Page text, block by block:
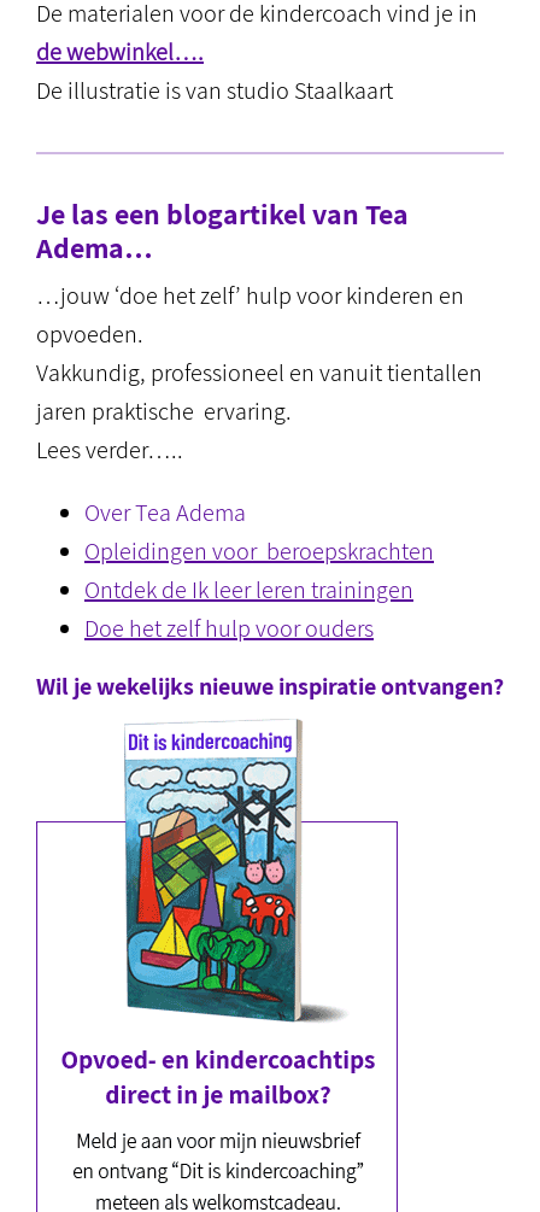
De materialen voor de kindercoach vind je in
de webwinkel….
De illustratie is van studio Staalkaart
Je las een blogartikel van Tea
Adema…
…jouw ‘doe het zelf’ hulp voor kinderen en
opvoeden.
Vakkundig, professioneel en vanuit tientallen
jaren praktische ervaring.
Lees verder…..
Over Tea Adema
Opleidingen voor beroepskrachten
Ontdek de Ik leer leren trainingen
Doe het zelf hulp voor ouders
Wil je wekelijks nieuwe inspiratie ontvangen?